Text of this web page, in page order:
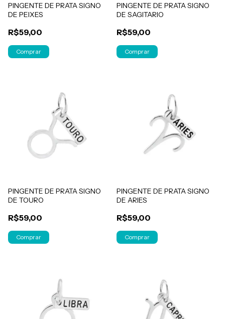
PINGENTE DE PRATA SIGNO
DE PEIXES
R$59,00
PINGENTE DE PRATA SIGNO
DE SAGITARIO
R$59,00
PINGENTE DE PRATA SIGNO
DE TOURO
R$59,00
PINGENTE DE PRATA SIGNO
DE ARIES
R$59,00